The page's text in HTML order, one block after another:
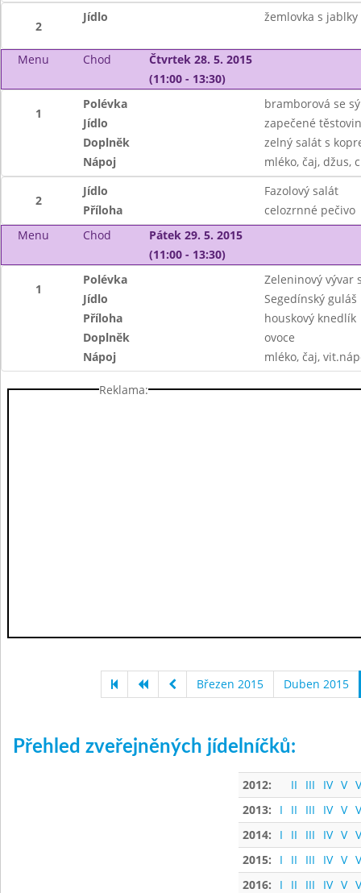
2
Jídlo žemlovka s
Menu Chod
Čtvrtek 28. 5. 2015
(11:00 - 13:30)
1
Polévka
bramborová se
Jídlo
zapečené
Doplněk
zelný salát s
Nápoj
mléko, čaj, džus,
2
Jídlo
Fazolový salát
Příloha
celozrnné pečivo
Menu
Chod
Pátek 29. 5. 2015
(11:00 - 13:30)
1
Polévka
Zeleninový vývar
Jídlo
Segedínský guláš
Příloha
houskový knedlík
Doplněk
ovoce
Nápoj
mléko, čaj,
Reklama:
Březen 2015 Duben 2015
Přehled zveřejněných jídelníčků:
2012: II III IV V
2013:
I II III IV V
2014:
I II III IV V
2015:
I II III IV V
2016:
I II III IV V